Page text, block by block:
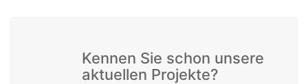
Kennen Sie schon unsere
aktuellen Projekte?
Innenwelt verbinden. Das Persönliche steht stets im